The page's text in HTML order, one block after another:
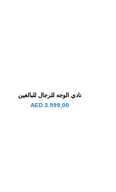
نادي الوجه للرجال للبالغين
3.999,00 AED